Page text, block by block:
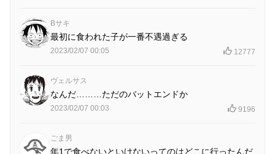
Bサキ
最初に食われた子が一番不遇過ぎる
2023/02/07 00:05 12777
ヴェルサス
なんだ………ただのバットエンドか
2023/02/07 00:03 9196
ごま男
年1で食べないといけないってのはどこに行ったんだ